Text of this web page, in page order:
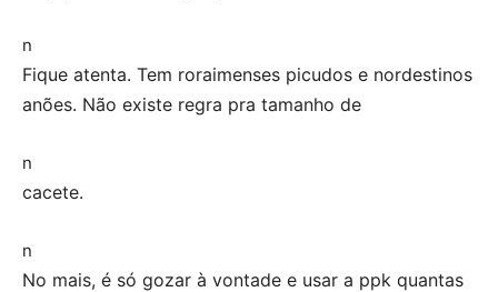
n
Fique atenta. Tem roraimenses picudos e nordestinos
anões. Não existe regra pra tamanho de
n
cacete.
n
No mais, é só gozar à vontade e usar a ppk quantas